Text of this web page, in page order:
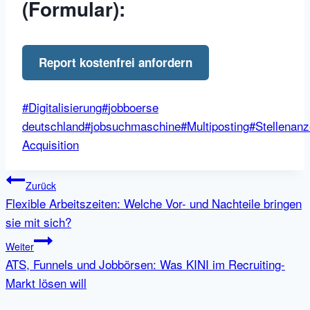
(Formular):
Report kostenfrei anfordern
Schlagworte:
#Digitalisierung#jobboerse
deutschland#jobsuchmaschine#Multiposting#
Acquisition
Beitragsnavigation
Zurück
Flexible Arbeitszeiten: Welche Vor- und Nachteile bringen
sie mit sich?
Weiter
ATS, Funnels und Jobbörsen: Was KINI im Recruiting-
Markt lösen will